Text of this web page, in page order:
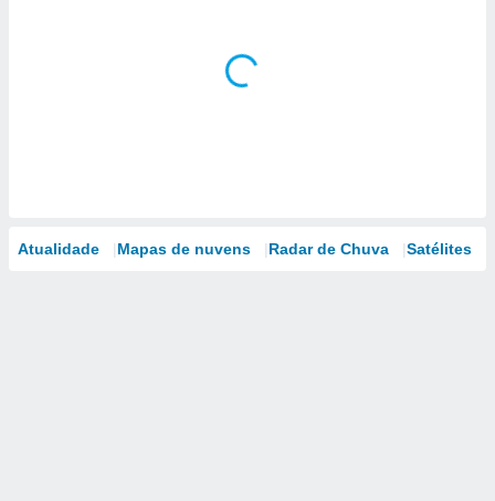
Atualidade Mapas de nuvens Radar de Chuva Satélites